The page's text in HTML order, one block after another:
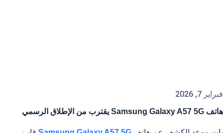
فبراير 7, 2026
هاتف Samsung Galaxy A57 5G يقترب من الإطلاق الرسمي